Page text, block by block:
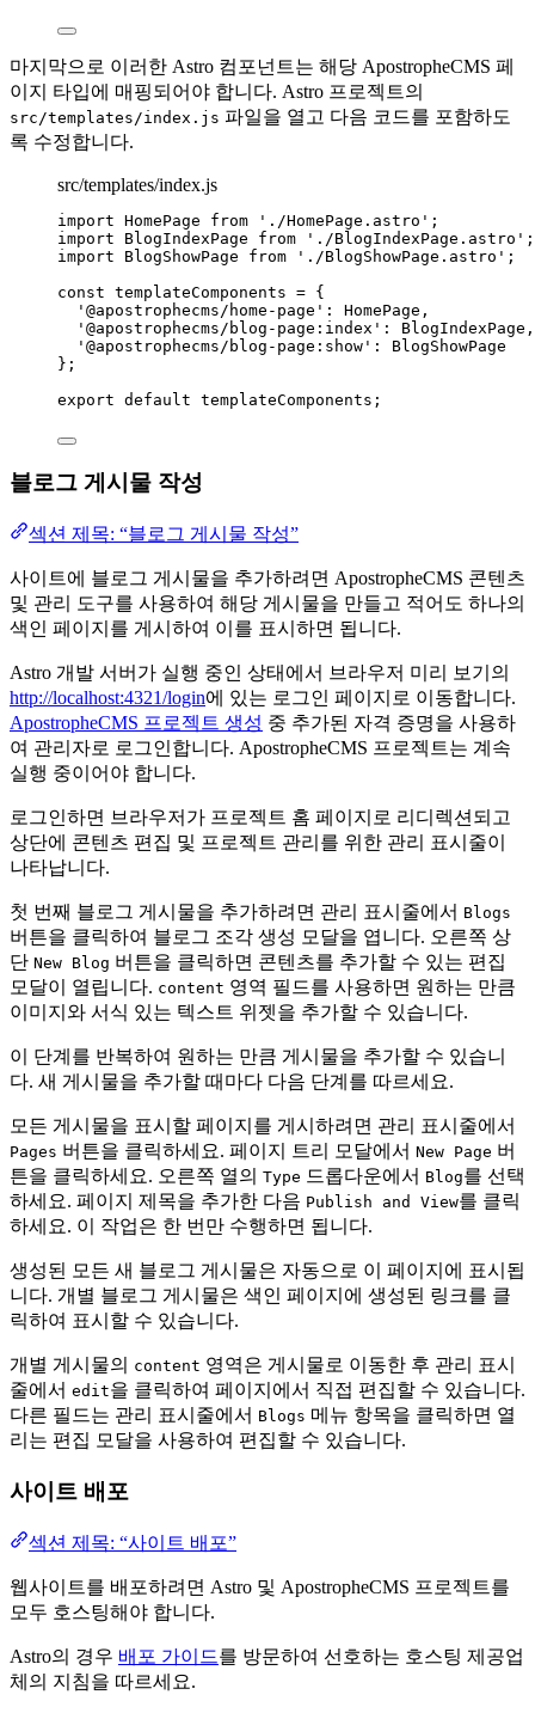
마지막으로 이러한 Astro 컴포넌트는 해당 ApostropheCMS 페
이지 타입에 매핑되어야 합니다. Astro 프로젝트의
src/templates/index.js 파일을 열고 다음 코드를 포함하도
록 수정합니다.
src/templates/index.js
import HomePage from ' ./HomePage.astro ' ;
import BlogIndexPage from ' ./BlogIndexPage.astro ' ;
import BlogShowPage from ' ./BlogShowPage.astro ' ;
const templateComponents = {
' @apostrophecms/home-page ' : HomePage ,
' @apostrophecms/blog-page:index ' : BlogIndexPage ,
' @apostrophecms/blog-page:show ' : BlogShowPage
} ;
export default templateComponents ;
블로그 게시물 작성
섹션 제목: “블로그 게시물 작성”
사이트에 블로그 게시물을 추가하려면 ApostropheCMS 콘텐츠
및 관리 도구를 사용하여 해당 게시물을 만들고 적어도 하나의
색인 페이지를 게시하여 이를 표시하면 됩니다.
Astro 개발 서버가 실행 중인 상태에서 브라우저 미리 보기의
http://localhost:4321/login에 있는 로그인 페이지로 이동합니다.
ApostropheCMS 프로젝트 생성 중 추가된 자격 증명을 사용하
여 관리자로 로그인합니다. ApostropheCMS 프로젝트는 계속
실행 중이어야 합니다.
로그인하면 브라우저가 프로젝트 홈 페이지로 리디렉션되고
상단에 콘텐츠 편집 및 프로젝트 관리를 위한 관리 표시줄이
나타납니다.
첫 번째 블로그 게시물을 추가하려면 관리 표시줄에서 Blogs
버튼을 클릭하여 블로그 조각 생성 모달을 엽니다. 오른쪽 상
단 New Blog 버튼을 클릭하면 콘텐츠를 추가할 수 있는 편집
모달이 열립니다. content 영역 필드를 사용하면 원하는 만큼
이미지와 서식 있는 텍스트 위젯을 추가할 수 있습니다.
이 단계를 반복하여 원하는 만큼 게시물을 추가할 수 있습니
다. 새 게시물을 추가할 때마다 다음 단계를 따르세요.
모든 게시물을 표시할 페이지를 게시하려면 관리 표시줄에서
Pages 버튼을 클릭하세요. 페이지 트리 모달에서 New Page 버
튼을 클릭하세요. 오른쪽 열의 Type 드롭다운에서 Blog를 선택
하세요. 페이지 제목을 추가한 다음 Publish and View를 클릭
하세요. 이 작업은 한 번만 수행하면 됩니다.
생성된 모든 새 블로그 게시물은 자동으로 이 페이지에 표시됩
니다. 개별 블로그 게시물은 색인 페이지에 생성된 링크를 클
릭하여 표시할 수 있습니다.
개별 게시물의 content 영역은 게시물로 이동한 후 관리 표시
줄에서 edit을 클릭하여 페이지에서 직접 편집할 수 있습니다.
다른 필드는 관리 표시줄에서 Blogs 메뉴 항목을 클릭하면 열
리는 편집 모달을 사용하여 편집할 수 있습니다.
사이트 배포
섹션 제목: “사이트 배포”
웹사이트를 배포하려면 Astro 및 ApostropheCMS 프로젝트를
모두 호스팅해야 합니다.
Astro의 경우 배포 가이드를 방문하여 선호하는 호스팅 제공업
체의 지침을 따르세요.